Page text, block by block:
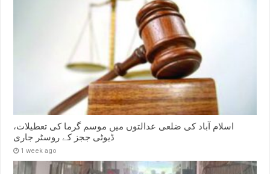
اسلام آباد کی ضلعی عدالتوں میں موسم گرما کی تعطیلات،
ڈیوٹی ججز کے روسٹر جاری
1 week ago